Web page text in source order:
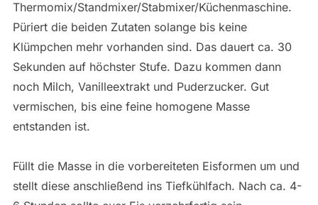
Thermomix/Standmixer/Stabmixer/Küchenmaschine.
Püriert die beiden Zutaten solange bis keine
Klümpchen mehr vorhanden sind. Das dauert ca. 30
Sekunden auf höchster Stufe. Dazu kommen dann
noch Milch, Vanilleextrakt und Puderzucker. Gut
vermischen, bis eine feine homogene Masse
entstanden ist.
Füllt die Masse in die vorbereiteten Eisformen um und
stellt diese anschließend ins Tiefkühlfach. Nach ca. 4-